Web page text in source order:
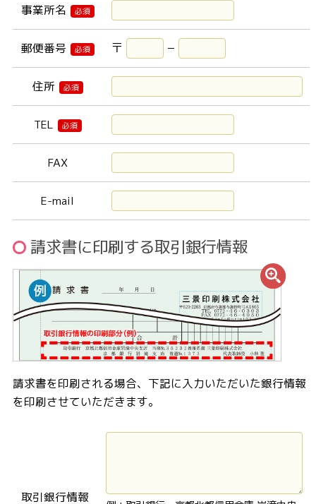
事業所名 必須
郵便番号 必須 〒 −
住所 必須
TEL 必須
FAX
E-mail
請求書に印刷する取引銀行情報
請求書を印刷される場合、下記に入力いただいた銀行情報
を印刷させていただきます。
取引銀行情報